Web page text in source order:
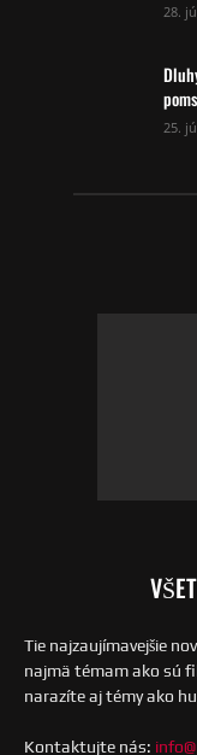
28.
25.
Tie najzaujímavejšie
najmä témam ako sú
narazíte aj témy ako
Kontaktujte nás: